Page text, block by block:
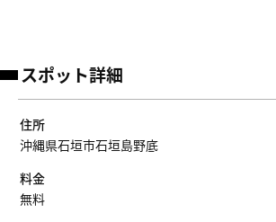
スポット詳細
住所
沖縄県石垣市石垣島野底
料金
無料